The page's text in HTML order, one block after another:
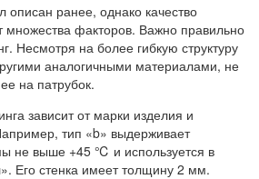
описан ранее, однако качество
множества факторов. Важно правильно
Несмотря на более гибкую структуру
аналогичными материалами, не
на патрубок.
зависит от марки изделия и
тип «b» выдерживает
не выше +45 ℃ и используется в
Его стенка имеет толщину 2 мм.